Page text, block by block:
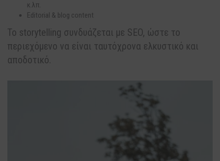
κ.λπ.
Editorial & blog content
Το storytelling συνδυάζεται με SEO, ώστε το
περιεχόμενο να είναι ταυτόχρονα ελκυστικό και
αποδοτικό.